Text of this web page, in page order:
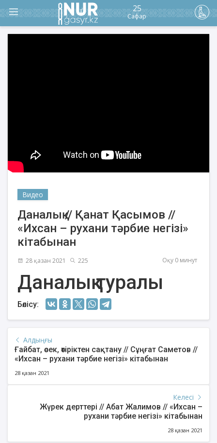
25
Сафар
Видео
Даналық // Қанат Қасымов //
«Ихсан – рухани тәрбие негізі»
кітабынан
28 қазан 2021 225 Оқу 0 минут
Даналық туралы
Бөлісу:
Алдыңғы
Ғайбат, өсек, өтіріктен сақтану // Сұңғат Саметов //
«Ихсан – рухани тәрбие негізі» кітабынан
28 қазан 2021
Келесі
Жүрек дерттері // Абат Жалимов // «Ихсан –
рухани тәрбие негізі» кітабынан
28 қазан 2021